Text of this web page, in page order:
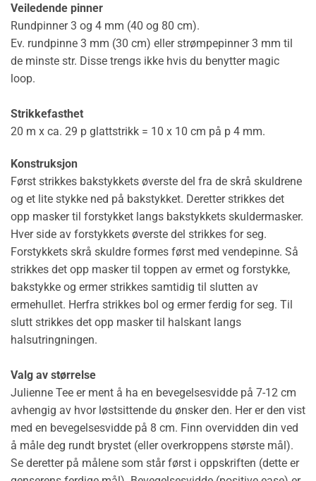
Veiledende pinner
Rundpinner 3 og 4 mm (40 og 80 cm).
Ev. rundpinne 3 mm (30 cm) eller strømpepinner 3 mm til
de minste str. Disse trengs ikke hvis du benytter magic
loop.
Strikkefasthet
20 m x ca. 29 p glattstrikk = 10 x 10 cm på p 4 mm.
Konstruksjon
Først strikkes bakstykkets øverste del fra de skrå skuldrene
og et lite stykke ned på bakstykket. Deretter strikkes det
opp masker til forstykket langs bakstykkets skuldermasker.
Hver side av forstykkets øverste del strikkes for seg.
Forstykkets skrå skuldre formes først med vendepinne. Så
strikkes det opp masker til toppen av ermet og forstykke,
bakstykke og ermer strikkes samtidig til slutten av
ermehullet. Herfra strikkes bol og ermer ferdig for seg. Til
slutt strikkes det opp masker til halskant langs
halsutringningen.
Valg av størrelse
Julienne Tee er ment å ha en bevegelsesvidde på 7-12 cm
avhengig av hvor løstsittende du ønsker den. Her er den vist
med en bevegelsesvidde på 8 cm. Finn overvidden din ved
å måle deg rundt brystet (eller overkroppens største mål).
Se deretter på målene som står først i oppskriften (dette er